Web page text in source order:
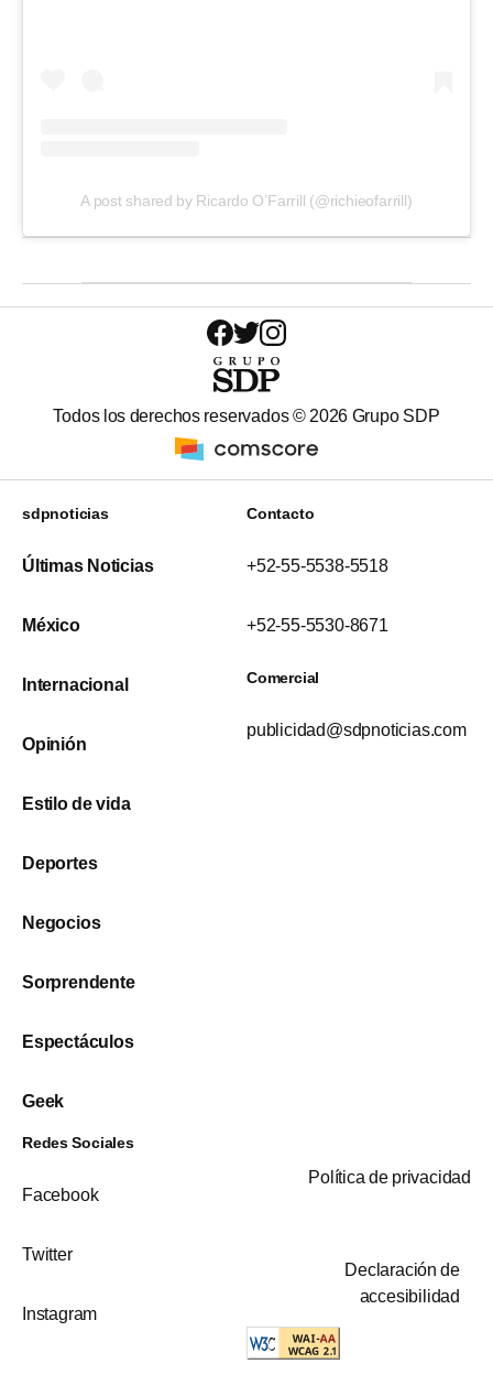
A post shared by Ricardo O’Farrill (@richieofarrill)
Todos los derechos reservados © 2026 Grupo SDP
sdpnoticias
Últimas Noticias
México
Internacional
Opinión
Estilo de vida
Deportes
Negocios
Sorprendente
Espectáculos
Geek
Contacto
+52-55-5538-5518
+52-55-5530-8671
Comercial
publicidad@sdpnoticias.com
Redes Sociales
Facebook
Twitter
Instagram
Política de privacidad
Declaración de
accesibilidad